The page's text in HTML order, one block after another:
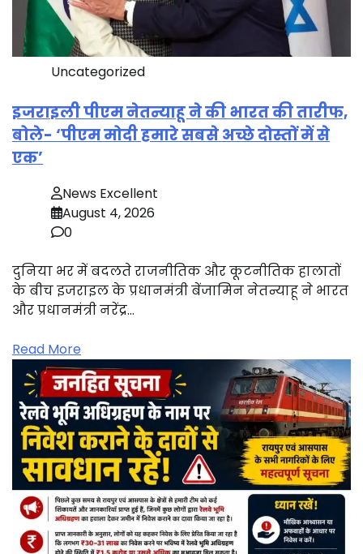
Uncategorized
इजराइली पीएम नेतन्याहू ने की भारत की तारीफ,
बोले- ‘पीएम मोदी हमारे सबसे अच्छे दोस्तों में से
एक’
News Excellent
August 4, 2026
0
दुनिया भर में बदलते राजनीतिक और कूटनीतिक हालातों
के बीच इजराइल के प्रधानमंत्री बेंजामिन नेतन्याहू ने भारत
और प्रधानमंत्री नरेंद्र…
Read More